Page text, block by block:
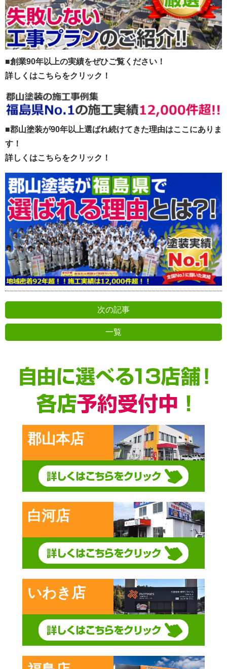
■創業90年以上の実績をぜひご覧ください！
詳しくはこちらをクリック！
■郡山塗装が90年以上選ばれ続けてきた理由はここにありま
す！
詳しくはこちらをクリック！
次の記事
一覧
郡山本店
白河店
いわき店